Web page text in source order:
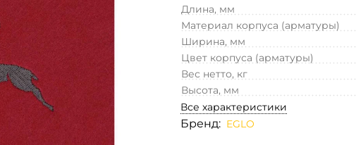
Длина, мм
Материал корпуса (арматуры)
Ширина, мм
Цвет корпуса (арматуры)
Вес нетто, кг
Высота, мм
Все характеристики
Бренд: EGLO